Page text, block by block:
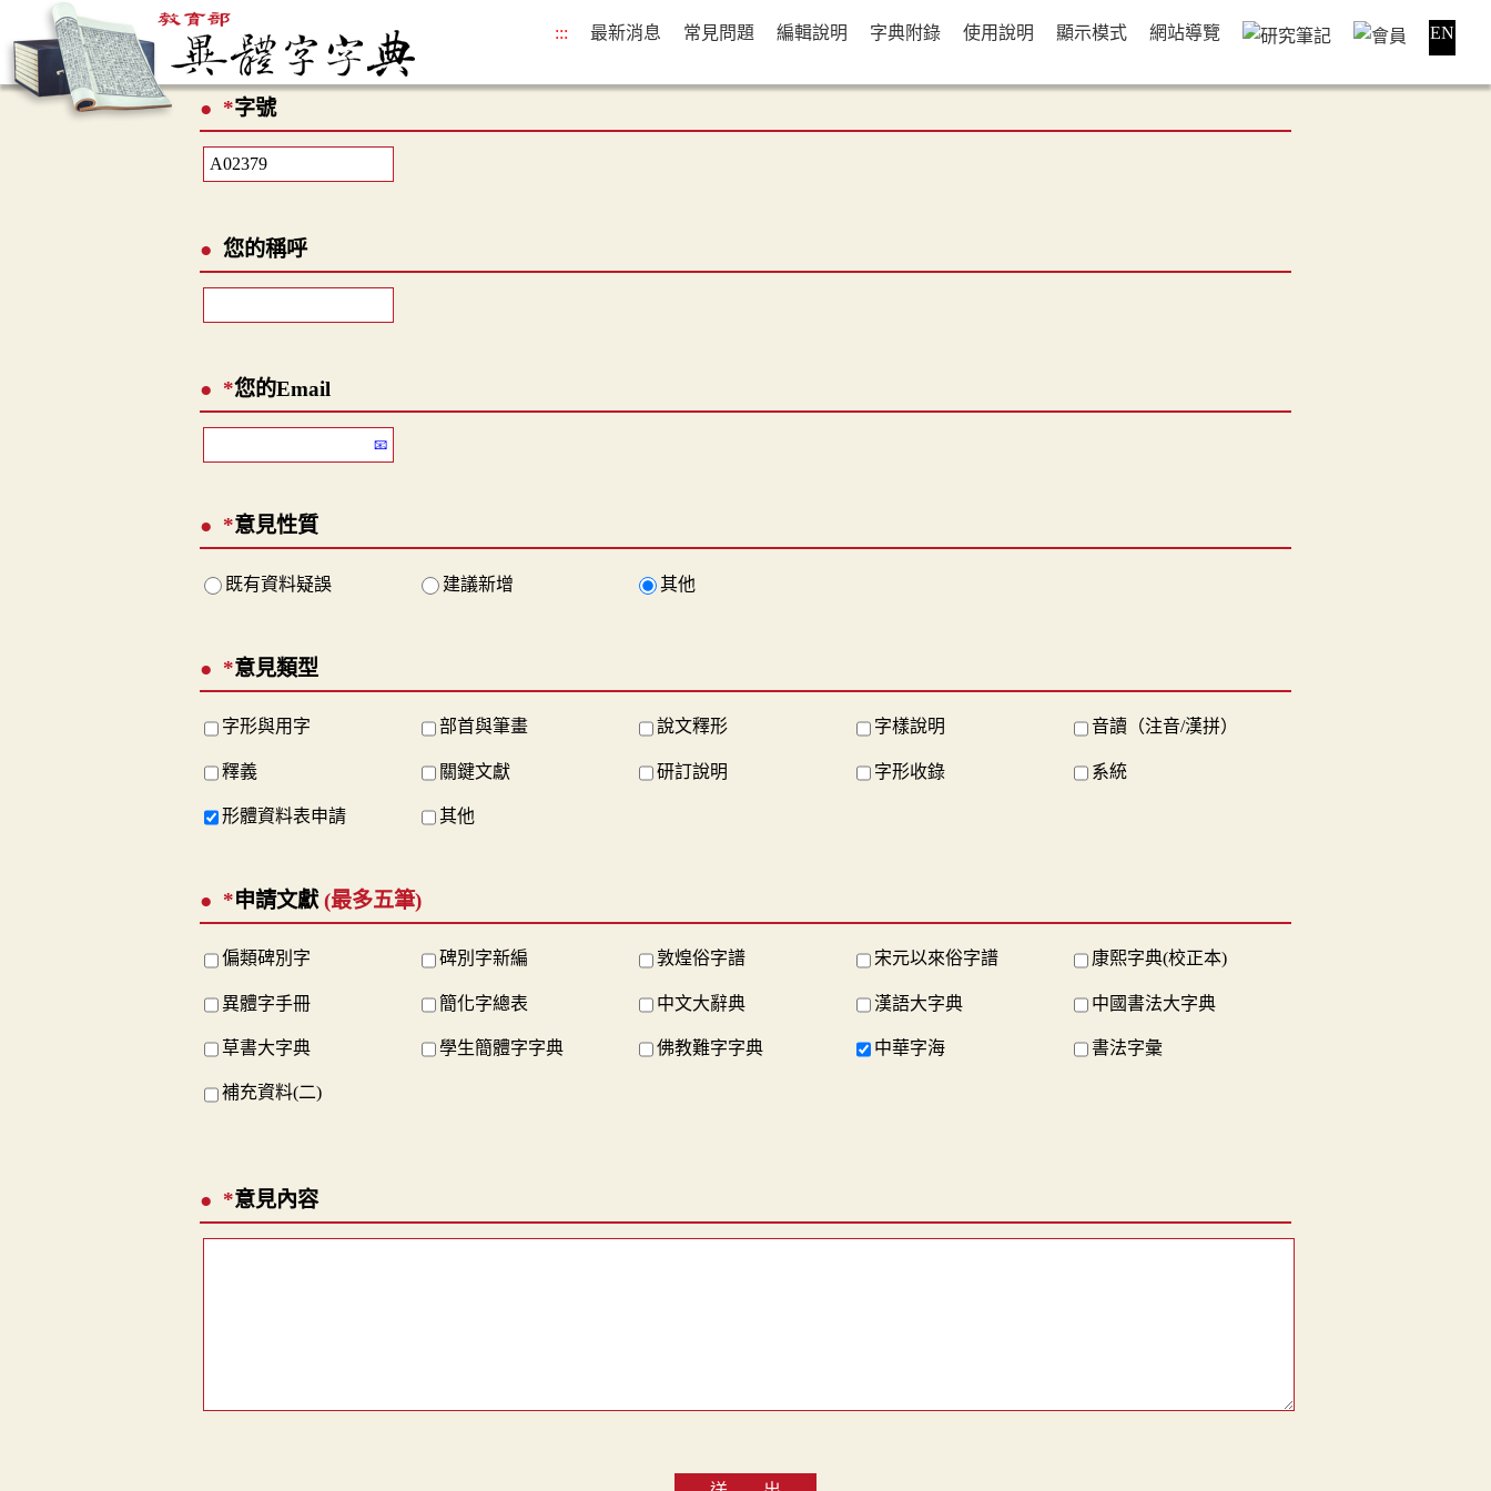
::: 最新消息 常見問題 編輯說明 字典附錄 使用說明 顯示模式 網站導覽 EN
*字號
您的稱呼
*您的Email
*意見性質
既有資料疑誤 建議新增 其他
*意見類型
字形與用字 部首與筆畫 說文釋形 字樣說明 音讀（注音/漢拼）
釋義 關鍵文獻 研訂說明 字形收錄 系統
形體資料表申請 其他
*申請文獻 (最多五筆)
偏類碑別字 碑別字新編 敦煌俗字譜 宋元以來俗字譜 康熙字典(校正本)
異體字手冊 簡化字總表 中文大辭典 漢語大字典 中國書法大字典
草書大字典 學生簡體字字典 佛教難字字典 中華字海 書法字彙
補充資料(二)
*意見內容